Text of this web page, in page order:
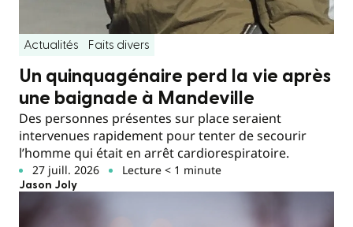
Actualités Faits divers
Un quinquagénaire perd la vie après
une baignade à Mandeville
Des personnes présentes sur place seraient
intervenues rapidement pour tenter de secourir
l’homme qui était en arrêt cardiorespiratoire.
27 juill. 2026 Lecture < 1 minute
Jason Joly